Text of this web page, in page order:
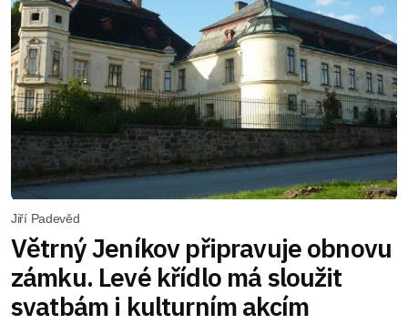
Jiří Padevěd
Větrný Jeníkov připravuje obnovu
zámku. Levé křídlo má sloužit
svatbám i kulturním akcím